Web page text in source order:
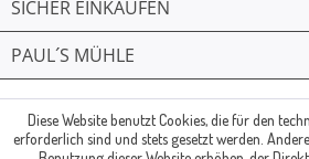
SICHER EINKAUFEN
PAUL´S MÜHLE
© Paul's Mühle | Inhaber: Christof Paul
Recklinghausen
Diese Website benutzt Cookies, die für den
erforderlich sind und stets gesetzt werden.